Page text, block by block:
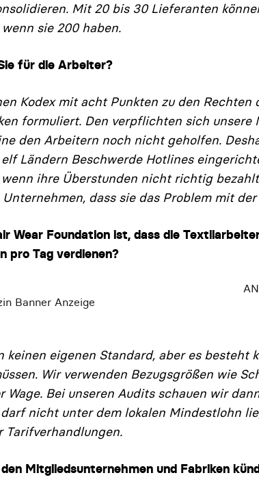
Mit 20 bis 30 Lieferanten
sie 200 haben.
für die Arbeiter?
Kodex mit acht Punkten zu den Rechten
formuliert. Den verpflichten sich unsere
den Arbeitern noch nicht geholfen.
Ländern Beschwerde­ Hotlines
wenn ihre Überstunden nicht richtig
dass sie das Problem mit
Wear Foundation ist, dass die
pro Tag verdienen?
keinen eigenen Standard, aber es besteht
Wir verwenden Bezugs­größen wie
Wage. Bei unseren Audits schauen wir
nicht unter dem lokalen Mindestlohn
Tarifverhandlungen.
Mitgliedsunternehmen und Fabriken